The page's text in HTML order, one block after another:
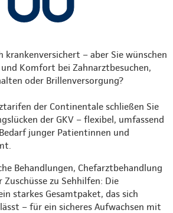
krankenversichert – aber Sie wünschen
Komfort bei Zahnarztbesuchen,
oder Brillenversorgung?
der Continentale schließen Sie
der GKV – flexibel, umfassend
junger Patientinnen und
Behandlungen, Chefarztbehandlung
zu Sehhilfen: Die
starkes Gesamtpaket, das sich
– für ein sicheres Aufwachsen mit